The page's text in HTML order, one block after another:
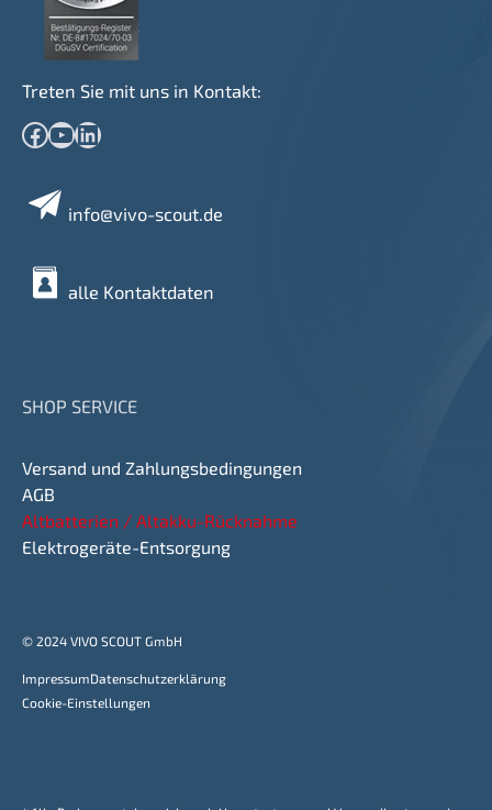
Treten Sie mit uns in Kontakt:
Facebook YouTube LinkedIn
info@vivo-scout.de
alle Kontaktdaten
SHOP SERVICE
Versand und Zahlungsbedingungen
AGB
Altbatterien / Altakku-Rücknahme
Elektrogeräte-Entsorgung
© 2024 VIVO SCOUT GmbH
ImpressumDatenschutzerklärung
Cookie-Einstellungen